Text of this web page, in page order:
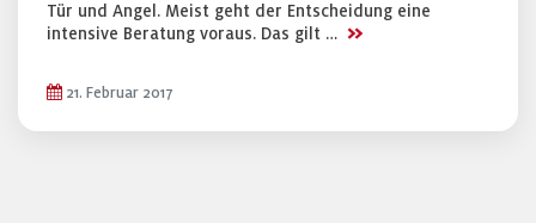
Tür und Angel. Meist geht der Entscheidung eine
intensive Beratung voraus. Das gilt … >>
21. Februar 2017